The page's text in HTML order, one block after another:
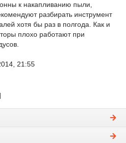
к накапливанию пыли,
разбирать инструмент
хотя бы раз в полгода. Как и
плохо работают при
21:55